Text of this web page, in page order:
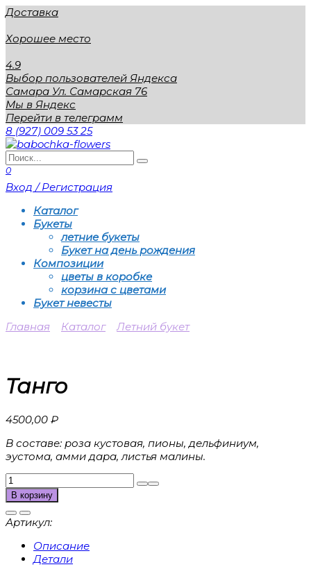
Перейти
содержанию
Доставка
Хорошее место
4.9
Выбор пользователей Яндекса
Самара Ул. Самарская 76
Мы в Яндекс
Перейти в телеграмм
8 (927) 009 53 25
Search
for:
0
Вход / Регистрация
Каталог
Букеты
летние букеты
Букет на день рождения
Композиции
цветы в коробке
корзина с цветами
Букет невесты
Главная
Каталог Летний букет
Танго
4500,00 ₽
В составе: роза кустовая, пионы, дельфиниум,
эустома, амми дара, листья малины.
Количество
товара
Танго
В корзину
Артикул:
Описание
Детали